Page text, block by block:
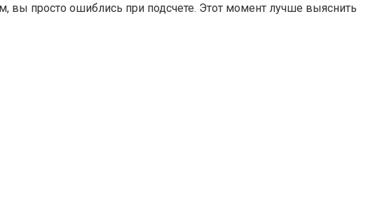
вы просто ошиблись при подсчете. Этот момент лучше выяснить